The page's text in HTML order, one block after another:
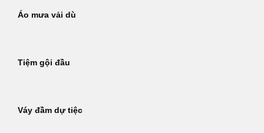
Áo mưa vải dù
Tiệm gội đầu
Váy đầm dự tiệc